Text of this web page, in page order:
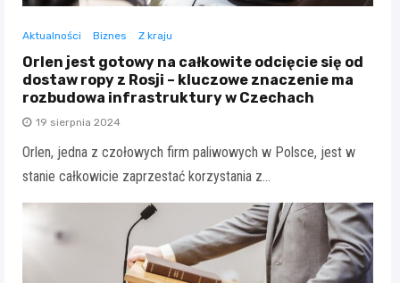
Aktualności Biznes Z kraju
Orlen jest gotowy na całkowite odcięcie się od
dostaw ropy z Rosji – kluczowe znaczenie ma
rozbudowa infrastruktury w Czechach
19 sierpnia 2024
Orlen, jedna z czołowych firm paliwowych w Polsce, jest w
stanie całkowicie zaprzestać korzystania z…